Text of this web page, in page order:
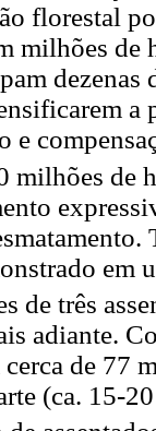
florestal
milhões de
dezenas
a
e
milhões de
em
de três
adiante.
de 77
(ca. 15-